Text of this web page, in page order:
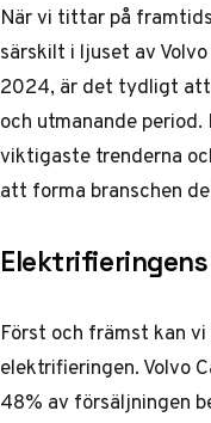
När vi tittar på
särskilt i ljuset av
2024, är det tydligt
och utmanande
viktigaste trenderna
att forma branschen
Först och främst kan
elektrifieringen. Volvo
48% av försäljningen